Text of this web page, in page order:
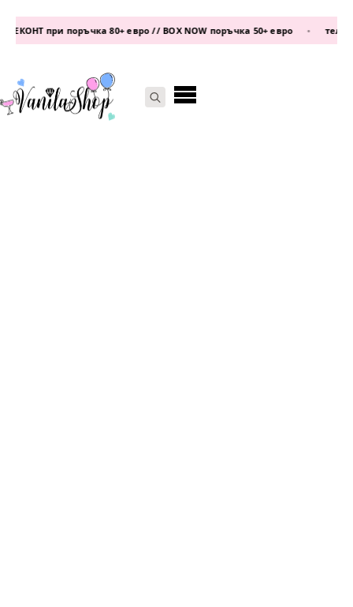
при поръчка 80+ евро // BOX NOW поръчка 50+ евро • телефон: